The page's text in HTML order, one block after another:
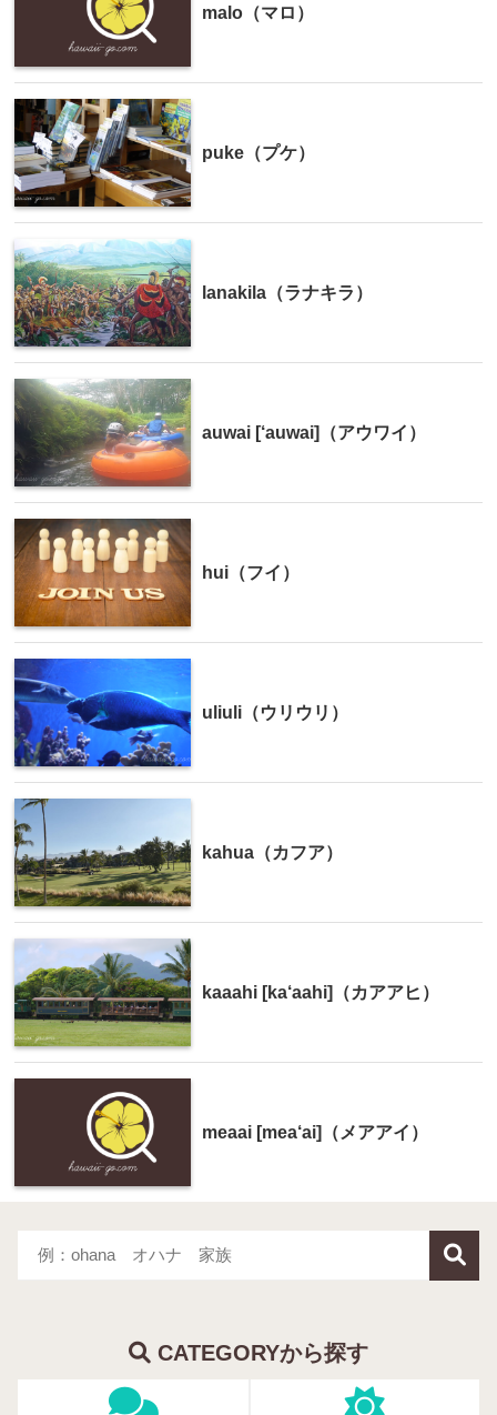
malo（マロ）
puke（プケ）
lanakila（ラナキラ）
auwai [‘auwai]（アウワイ）
hui（フイ）
uliuli（ウリウリ）
kahua（カフア）
kaaahi [ka‘aahi]（カアアヒ）
meaai [mea‘ai]（メアアイ）
CATEGORYから探す